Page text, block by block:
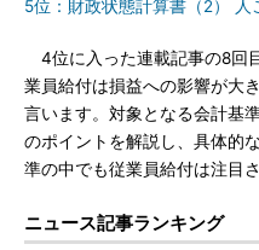
5位：財政状態計算書（2）
4位に入った連載記事の8回
業員給付は損益への影響が大
言います。対象となる会計基
のポイントを解説し、具体的
準の中でも従業員給付は注目
ニュース記事ランキング